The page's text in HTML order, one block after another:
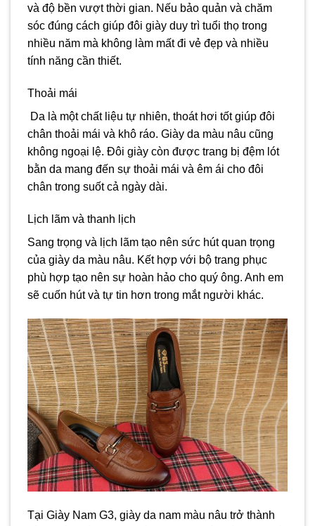
và độ bền vượt thời gian. Nếu bảo quản và chăm
sóc đúng cách giúp đôi giày duy trì tuổi thọ trong
nhiều năm mà không làm mất đi vẻ đẹp và nhiều
tính năng cần thiết.
Thoải mái
Da là một chất liệu tự nhiên, thoát hơi tốt giúp đôi
chân thoải mái và khô ráo. Giày da màu nâu cũng
không ngoại lệ. Đôi giày còn được trang bị đệm lót
bằn da mang đến sự thoải mái và êm ái cho đôi
chân trong suốt cả ngày dài.
Lịch lãm và thanh lịch
Sang trọng và lịch lãm tạo nên sức hút quan trọng
của giày da màu nâu. Kết hợp với bộ trang phục
phù hợp tạo nên sự hoàn hảo cho quý ông. Anh em
sẽ cuốn hút và tự tin hơn trong mắt người khác.
Tại Giày Nam G3, giày da nam màu nâu trở thành